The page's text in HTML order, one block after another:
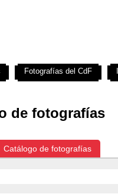
de fotografías
Catálogo de fotografías
Fotografías del CdF